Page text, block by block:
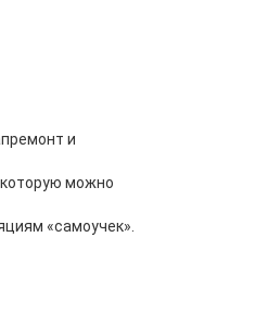
и
можно
«самоучек».